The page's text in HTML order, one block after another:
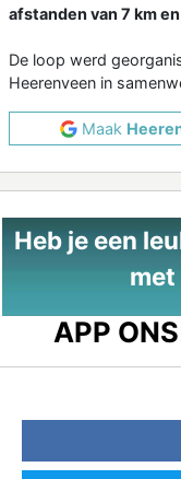
afstanden van 7 km
De loop werd
Heerenveen in
Maak
Heb je een
APP